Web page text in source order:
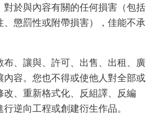
對於與內容有關的任何損害（包括
懲罰性或附帶損害），佳能不承
布、讓與、許可、出售、出租、廣
內容。您也不得或使他人對全部或
改、重新格式化、反組譯、反編
逆向工程或創建衍生作品。